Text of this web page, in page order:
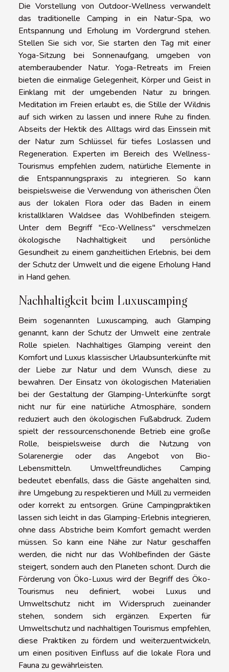
Die Vorstellung von Outdoor-Wellness verwandelt
das traditionelle Camping in ein Natur-Spa, wo
Entspannung und Erholung im Vordergrund stehen.
Stellen Sie sich vor, Sie starten den Tag mit einer
Yoga-Sitzung bei Sonnenaufgang, umgeben von
atemberaubender Natur. Yoga-Retreats im Freien
bieten die einmalige Gelegenheit, Körper und Geist in
Einklang mit der umgebenden Natur zu bringen.
Meditation im Freien erlaubt es, die Stille der Wildnis
auf sich wirken zu lassen und innere Ruhe zu finden.
Abseits der Hektik des Alltags wird das Einssein mit
der Natur zum Schlüssel für tiefes Loslassen und
Regeneration. Experten im Bereich des Wellness-
Tourismus empfehlen zudem, natürliche Elemente in
die Entspannungspraxis zu integrieren. So kann
beispielsweise die Verwendung von ätherischen Ölen
aus der lokalen Flora oder das Baden in einem
kristallklaren Waldsee das Wohlbefinden steigern.
Unter dem Begriff "Eco-Wellness" verschmelzen
ökologische Nachhaltigkeit und persönliche
Gesundheit zu einem ganzheitlichen Erlebnis, bei dem
der Schutz der Umwelt und die eigene Erholung Hand
in Hand gehen.
Nachhaltigkeit beim Luxuscamping
Beim sogenannten Luxuscamping, auch Glamping
genannt, kann der Schutz der Umwelt eine zentrale
Rolle spielen. Nachhaltiges Glamping vereint den
Komfort und Luxus klassischer Urlaubsunterkünfte mit
der Liebe zur Natur und dem Wunsch, diese zu
bewahren. Der Einsatz von ökologischen Materialien
bei der Gestaltung der Glamping-Unterkünfte sorgt
nicht nur für eine natürliche Atmosphäre, sondern
reduziert auch den ökologischen Fußabdruck. Zudem
spielt der ressourcenschonende Betrieb eine große
Rolle, beispielsweise durch die Nutzung von
Solarenergie oder das Angebot von Bio-
Lebensmitteln. Umweltfreundliches Camping
bedeutet ebenfalls, dass die Gäste angehalten sind,
ihre Umgebung zu respektieren und Müll zu vermeiden
oder korrekt zu entsorgen. Grüne Campingpraktiken
lassen sich leicht in das Glamping-Erlebnis integrieren,
ohne dass Abstriche beim Komfort gemacht werden
müssen. So kann eine Nähe zur Natur geschaffen
werden, die nicht nur das Wohlbefinden der Gäste
steigert, sondern auch den Planeten schont. Durch die
Förderung von Öko-Luxus wird der Begriff des Öko-
Tourismus neu definiert, wobei Luxus und
Umweltschutz nicht im Widerspruch zueinander
stehen, sondern sich ergänzen. Experten für
Umweltschutz und nachhaltigen Tourismus empfehlen,
diese Praktiken zu fördern und weiterzuentwickeln,
um einen positiven Einfluss auf die lokale Flora und
Fauna zu gewährleisten.